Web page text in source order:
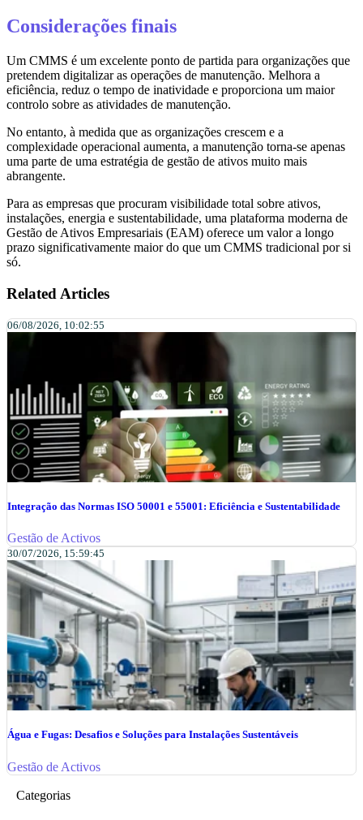
Considerações finais
Um CMMS é um excelente ponto de partida para organizações que
pretendem digitalizar as operações de manutenção. Melhora a
eficiência, reduz o tempo de inatividade e proporciona um maior
controlo sobre as atividades de manutenção.
No entanto, à medida que as organizações crescem e a
complexidade operacional aumenta, a manutenção torna-se apenas
uma parte de uma estratégia de gestão de ativos muito mais
abrangente.
Para as empresas que procuram visibilidade total sobre ativos,
instalações, energia e sustentabilidade, uma plataforma moderna de
Gestão de Ativos Empresariais (EAM) oferece um valor a longo
prazo significativamente maior do que um CMMS tradicional por si
só.
Related Articles
06/08/2026, 10:02:55
Integração das Normas ISO 50001 e 55001: Eficiência e Sustentabilidade
Gestão de Activos
30/07/2026, 15:59:45
Água e Fugas: Desafios e Soluções para Instalações Sustentáveis
Gestão de Activos
Categorias